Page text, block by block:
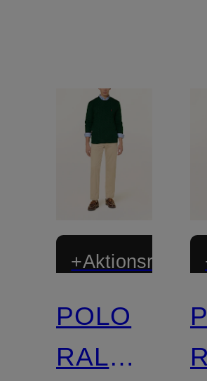
+Aktionsrabatt
Zertifiziert
POLO
RALPH